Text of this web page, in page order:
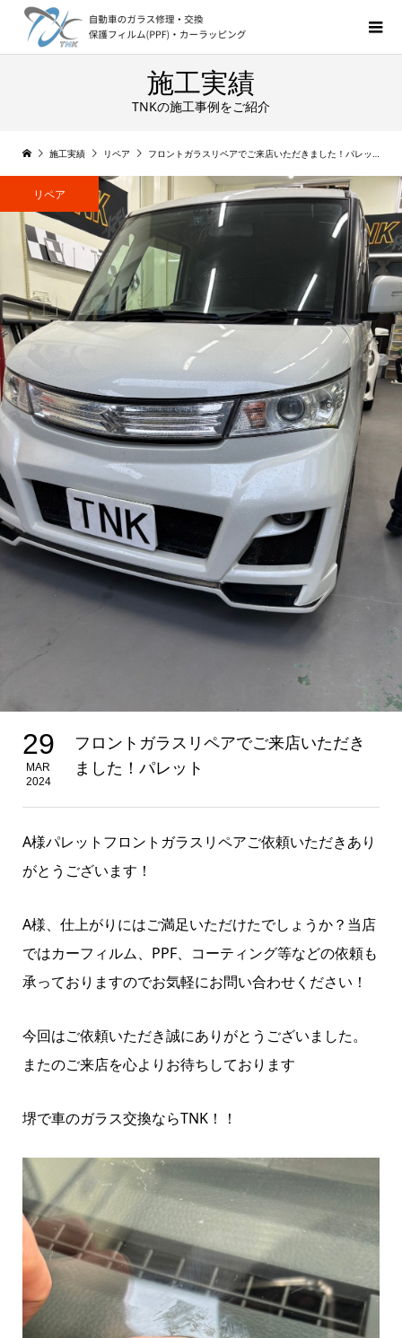
施工実績
TNKの施工事例をご紹介
施工実績 リペア フロントガラスリペアでご来店いただきました！パレット
リペア
29
MAR
2024
フロントガラスリペアでご来店いただき
ました！パレット
A様パレットフロントガラスリペアご依頼いただきあり
がとうございます！
A様、仕上がりにはご満足いただけたでしょうか？当店
ではカーフィルム、PPF、コーティング等などの依頼も
承っておりますのでお気軽にお問い合わせください！
今回はご依頼いただき誠にありがとうございました。
またのご来店を心よりお待ちしております
堺で車のガラス交換ならTNK！！